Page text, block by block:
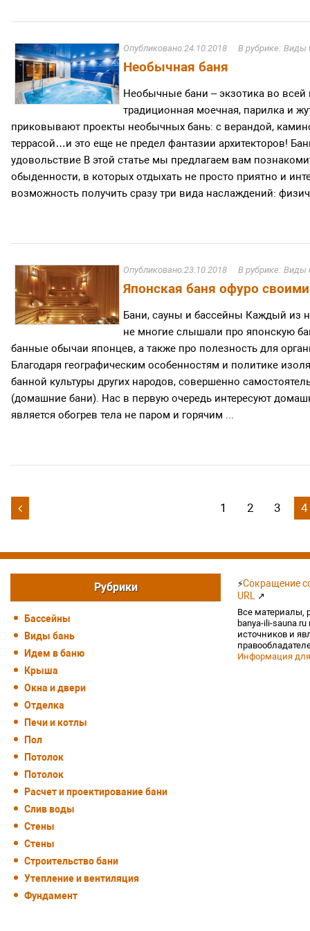
24.10.2018 Виды
Необычная баня
Необычные бани – экзотика во всей
традиционная моечная, парилка и
приковывают проекты необычных бань: с верандой,
террасой…и это еще не предел фантазии архитекторов!
удовольствие В этой статье мы предлагаем вам
обыденности, в которых отдыхать не просто приятно и
возможность получить сразу три вида наслаждений:
23.10.2018 Виды
Японская баня офуро
Бани, сауны и бассейны Каждый из
не многие слышали про японскую
банные обычаи японцев, а также про полезность для
Благодаря географическим особенностям и политике
банной культуры других народов, совершенно
(домашние бани). Нас в первую очередь интересуют
является обогрев тела не паром и горячим ...
Навигация
записям
 1 2 3 4
Рубрики
Бассейны
Виды бань
Идем в баню
Крыша
Окна и двери
Отделка
Печи и котлы
Пол
Потолок
Потолок
Расчет и проектирование бани
Слив воды
Стены
Стены
Строительство бани
Утепление и вентиляция
Фундамент
⚡Сокращение
URL ↗
Все материалы,
banya-ili-
источников и
Информация